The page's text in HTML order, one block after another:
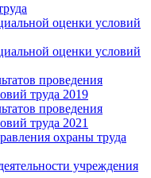
оценки условий
оценки условий
проведения
труда 2019
проведения
труда 2021
охраны труда
учреждения